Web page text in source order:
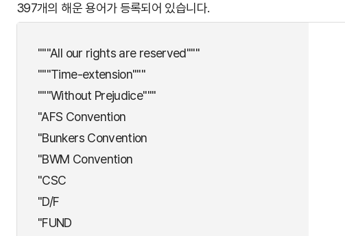
397개의 해운 용어가 등록되어 있습니다.
"""All our rights are reserved"""
"""Time-extension"""
"""Without Prejudice"""
"AFS Convention
"Bunkers Convention
"BWM Convention
"CSC
"D/F
"FUND